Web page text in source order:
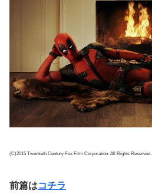
(C)2015 Twentieth Century Fox Film Corporation. All Rights Reserved.
前篇はコチラ